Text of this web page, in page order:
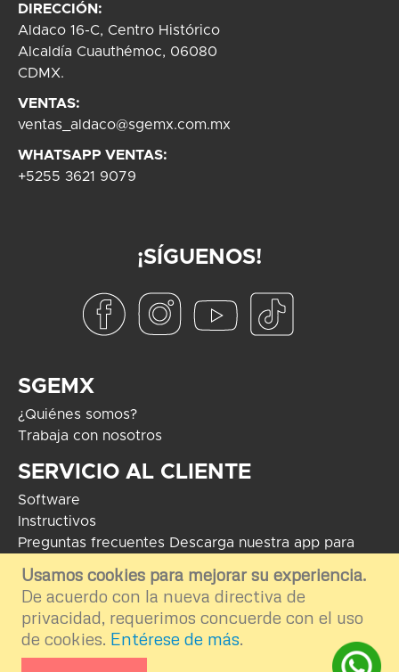
Usamos cookies para mejorar su experiencia.
De acuerdo con la nueva directiva de
privacidad, requerimos concuerde con el uso
de cookies. Entérese de más.
DIRECCIÓN:
Aldaco 16-C, Centro Histórico
Alcaldía Cuauthémoc, 06080
CDMX.
VENTAS:
ventas_aldaco@sgemx.com.mx
WHATSAPP VENTAS:
+5255 3621 9079
¡SÍGUENOS!
SGEMX
¿Quiénes somos?
Trabaja con nosotros
SERVICIO AL CLIENTE
Software
Instructivos
Preguntas frecuentes Descarga nuestra app para
COPYRIGHT 2024 - Soluciones Globales en Electrónica. El uso de
marcas mostradas tiene como fin informar e ilustrar el contenido de la
plataforma por ende nos deslindamos del uso externo e inapropiado.